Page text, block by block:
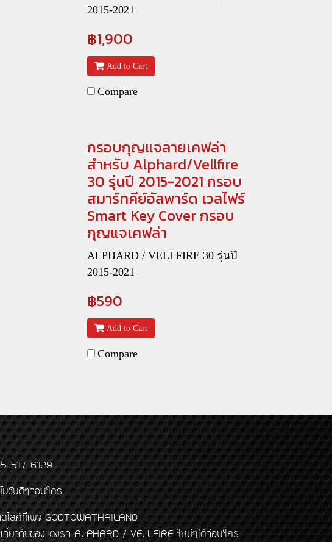
2015-2021
฿1,900
Add to Cart
Compare
กรอบกุญแจลายเคฟล่า
สำหรับ Alphard/Vellfire
30 รุ่นปี 2015-2021 กรอบ
สมาร์ทคีย์อัลพาร์ด เวลไฟร์
Smart Key Cover กรอบ
กุญแจเคฟล่า
ALPHARD / VELLFIRE 30 รุ่นปี
2015-2021
฿590
Add to Cart
Compare
517-6129
มชั่นดีๆก่อนใคร
ลค์ที่เพจ GODTOWATHAILAND
กี่ยวกับของแต่งรถ ALPHARD / VELLFIRE ใหม่ๆได้ก่อนใคร